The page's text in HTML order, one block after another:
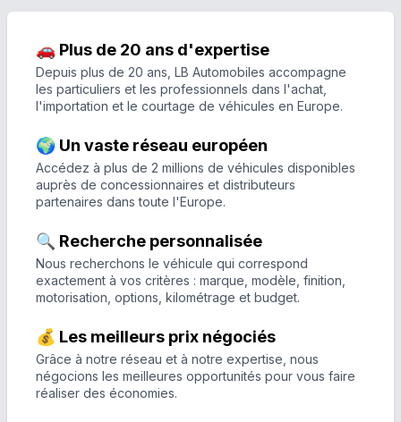
🚗 Plus de 20 ans d'expertise
Depuis plus de 20 ans, LB Automobiles accompagne
les particuliers et les professionnels dans l'achat,
l'importation et le courtage de véhicules en Europe.
🌍 Un vaste réseau européen
Accédez à plus de 2 millions de véhicules disponibles
auprès de concessionnaires et distributeurs
partenaires dans toute l'Europe.
🔍 Recherche personnalisée
Nous recherchons le véhicule qui correspond
exactement à vos critères : marque, modèle, finition,
motorisation, options, kilométrage et budget.
💰 Les meilleurs prix négociés
Grâce à notre réseau et à notre expertise, nous
négocions les meilleures opportunités pour vous faire
réaliser des économies.